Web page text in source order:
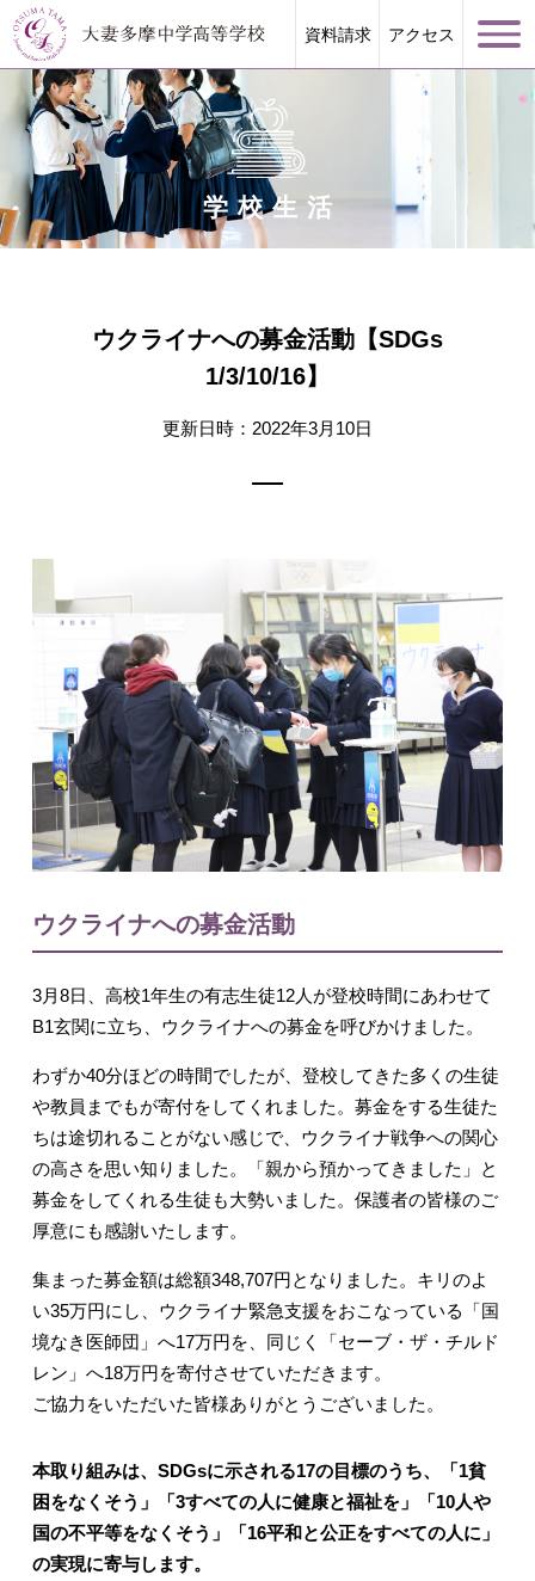
資料請求 アクセス
学校案内
English
学校生活
ウクライナへの募金活動【SDGs
1/3/10/16】
更新日時：2022年3月10日
ウクライナへの募金活動
3月8日、高校1年生の有志生徒12人が登校時間にあわせて
B1玄関に立ち、ウクライナへの募金を呼びかけました。
わずか40分ほどの時間でしたが、登校してきた多くの生徒
や教員までもが寄付をしてくれました。募金をする生徒た
ちは途切れることがない感じで、ウクライナ戦争への関心
の高さを思い知りました。「親から預かってきました」と
募金をしてくれる生徒も大勢いました。保護者の皆様のご
厚意にも感謝いたします。
集まった募金額は総額348,707円となりました。キリのよ
い35万円にし、ウクライナ緊急支援をおこなっている「国
境なき医師団」へ17万円を、同じく「セーブ・ザ・チルド
レン」へ18万円を寄付させていただきます。
ご協力をいただいた皆様ありがとうございました。
本取り組みは、SDGsに示される17の目標のうち、「1貧
困をなくそう」「3すべての人に健康と福祉を」「10人や
国の不平等をなくそう」「16平和と公正をすべての人に」
の実現に寄与します。